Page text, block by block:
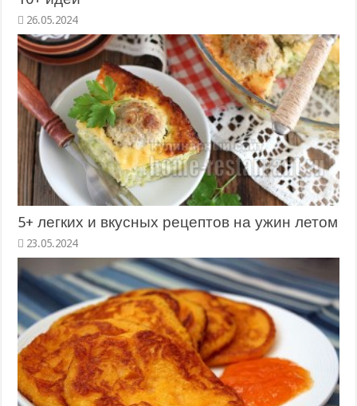
26.05.2024
5+ легких и вкусных рецептов на ужин летом
23.05.2024